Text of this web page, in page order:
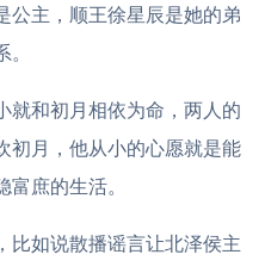
公主，顺王徐星辰是她的弟
就和初月相依为命，两人的
初月，他从小的心愿就是能
庶的生活。
比如说散播谣言让北泽侯主